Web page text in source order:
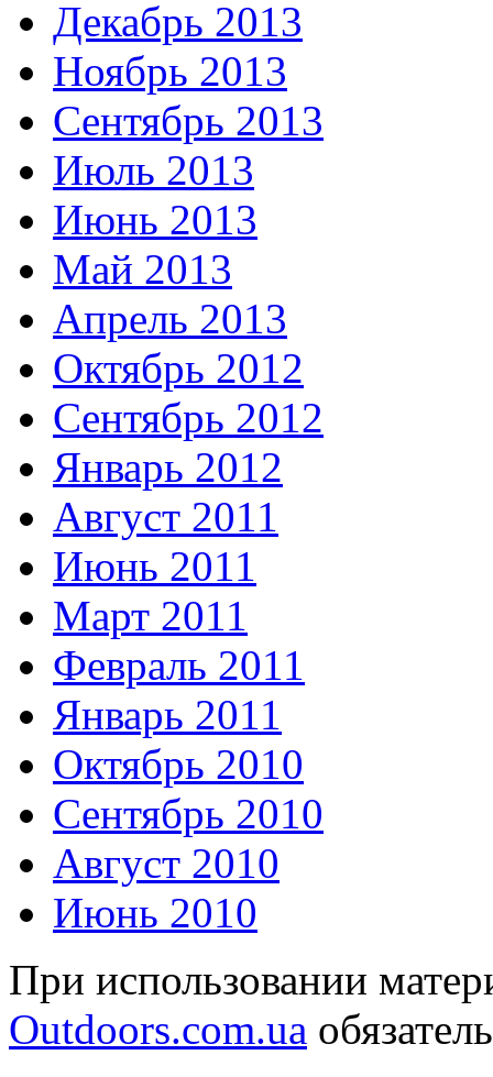
Декабрь 2013
Ноябрь 2013
Сентябрь 2013
Июль 2013
Июнь 2013
Май 2013
Апрель 2013
Октябрь 2012
Сентябрь 2012
Январь 2012
Август 2011
Июнь 2011
Март 2011
Февраль 2011
Январь 2011
Октябрь 2010
Сентябрь 2010
Август 2010
Июнь 2010
При использовании
Outdoors.com.ua